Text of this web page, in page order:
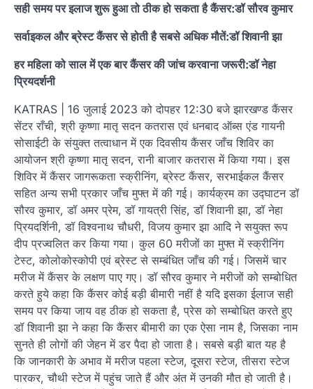
सही समय पर इलाज शुरू हुआ तो ठीक हो सकता है कैंसर:डॉ सौरव कुमार
सर्वाइकल और ब्रेस्ट कैंसर से होती है सबसे अधिक मौतें:डॉ शिवानी झा
हर महिला को साल में एक बार कैंसर की जांच करवाना जरूरी:डॉ नेहा
प्रियदर्शनी
KATRAS | 16 जुलाई 2023 को दोपहर 12:30 बजे झारखण्ड कैंसर
सेंटर राँची, श्री कृष्णा मातृ सदन कतरास एवं धनबाद ऑब्स एंड गायनी
सोसाईटी के संयुक्त तत्वाधान में एक दिवसीय कैंसर जाँच शिविर का
आयोजन श्री कृष्णा मातृ सदन, रानी बाजार कतरास में किया गया। इस
शिविर में कैंसर जागरूकता स्क्रीनिंग, ब्रेस्ट कैंसर, सरभाईकल कैंसर
सहित अन्य सभी प्रकार जाँच मुफ्त में की गई। कार्यक्रम का उद्घाटन डॉ
सौरव कुमार, डॉ अमर प्रेम, डॉ गायत्री सिंह, डॉ शिवानी झा, डॉ नेहा
प्रियदर्शिनी, डॉ विश्वनाथ चौधरी, विजय कुमार झा आदि ने सयुक्त रूप
दीप प्रज्वलित कर किया गया। कुल 60 मरीजों का मुफ्त में स्क्रीनिंग
टेस्ट, कोलोकोस्कोपी एवं ब्रेस्ट से सम्बंधित जाँच की गई। जिसमें चार
मरीज में कैंसर के लक्षण पाए गए। डॉ सौरव कुमार ने मरीजों को सम्बोधित
करते हुये कहा कि कैंसर कोई बड़ी बीमारी नहीं है यदि इसका ईलाज सही
समय पर किया जाय वह ठीक हो सकता है, प्रेस को सम्बोधित करते हुए
डॉ शिवानी झा ने कहा कि कैंसर बीमारी का एक ऐसा नाम है, जिसका नाम
सुनते ही लोगों की जेहन में डर पैदा हो जाता है। सबसे बड़ी बात यह है
कि जानकारी के अभाव में मरीज पहला स्टेज, दूसरा स्टेज, तीसरा स्टेज
पारकर, चौथी स्टेज में पहुंच जाते हैं और अंत में उनकी मौत हो जाती है।